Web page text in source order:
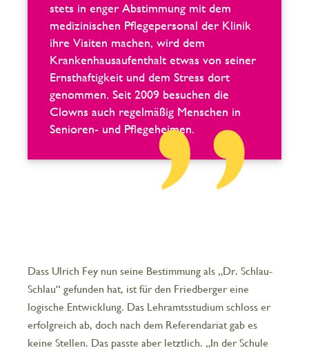
stets in enger Abstimmung mit dem
medizinischen Pflegepersonal der Klinik
ihre Visiten machen, wird dem
Krankenhausaufenthalt etwas von seiner
Ernsthaftigkeit und dem Stress dort
genommen. Seit 2009 besuchen die
Clowns auch regelmäßig Menschen in
Senioren- und Pflegeheimen.
Dass Ulrich Fey nun seine Bestimmung als „Dr. Schlau-
Schlau“ gefunden hat, ist für den Friedberger eine
logische Entwicklung. Das Lehramtsstudium schloss er
erfolgreich ab, doch nach dem Referendariat gab es
keine Stellen. Das passte aber letztlich. „In der Schule